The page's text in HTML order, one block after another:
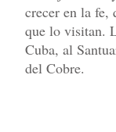
crecer en la fe,
que lo visitan.
Cuba, al
del Cobre.